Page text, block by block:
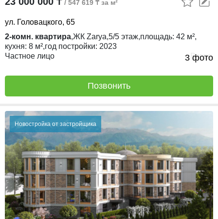
3 фото
/ 547 619 ₸ за м²
ул. Головацкого, 65
2-комн. квартира,ЖК Zarya,5/5 этаж,площадь: 42 м²,
кухня: 8 м²,год постройки: 2023
Частное лицо
Вчера
Позвонить
Новостройка от застройщика